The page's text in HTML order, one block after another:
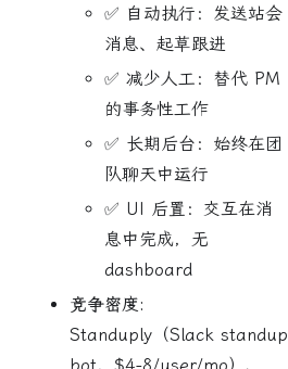
✅ 自动执行：发送站会
消息、起草跟进
✅ 减少人工：替代 PM
的事务性工作
✅ 长期后台：始终在团
队聊天中运行
✅ UI 后置：交互在消
息中完成，无
dashboard
竞争密度:
Standuply（Slack standup